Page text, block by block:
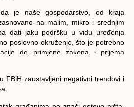
je naše gospodarstvo, od kraja
na malim, mikro i srednjim
dati jaku podršku u vidu uređenja
poslovno okruženje, što je potrebno
do primjene zakona i prijema
FBiH zaustavljeni negativni trendovi i